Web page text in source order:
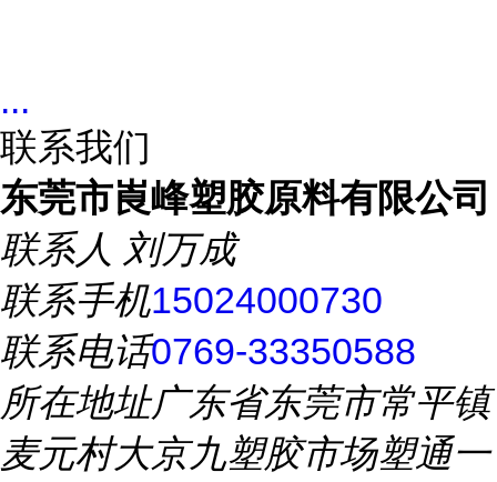
...
联系我们
东莞市崀峰塑胶原料有限公司
联系人 刘万成
联系手机15024000730
联系电话0769-33350588
所在地址广东省东莞市常平镇
麦元村大京九塑胶市场塑通一